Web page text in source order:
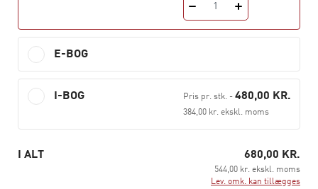
Peter Koerver Schmidt, Michael Tell og Katja Dyppel
Weber er alle ansat ved Copenhagen Business School og
CORIT Advisory P/S.
1
E-BOG
I-BOG Pris pr. stk.- 480,00 KR.
384,00 kr. ekskl. moms
I ALT 680,00 KR.
544,00 kr. ekskl. moms
Lev. omk. kan tillægges